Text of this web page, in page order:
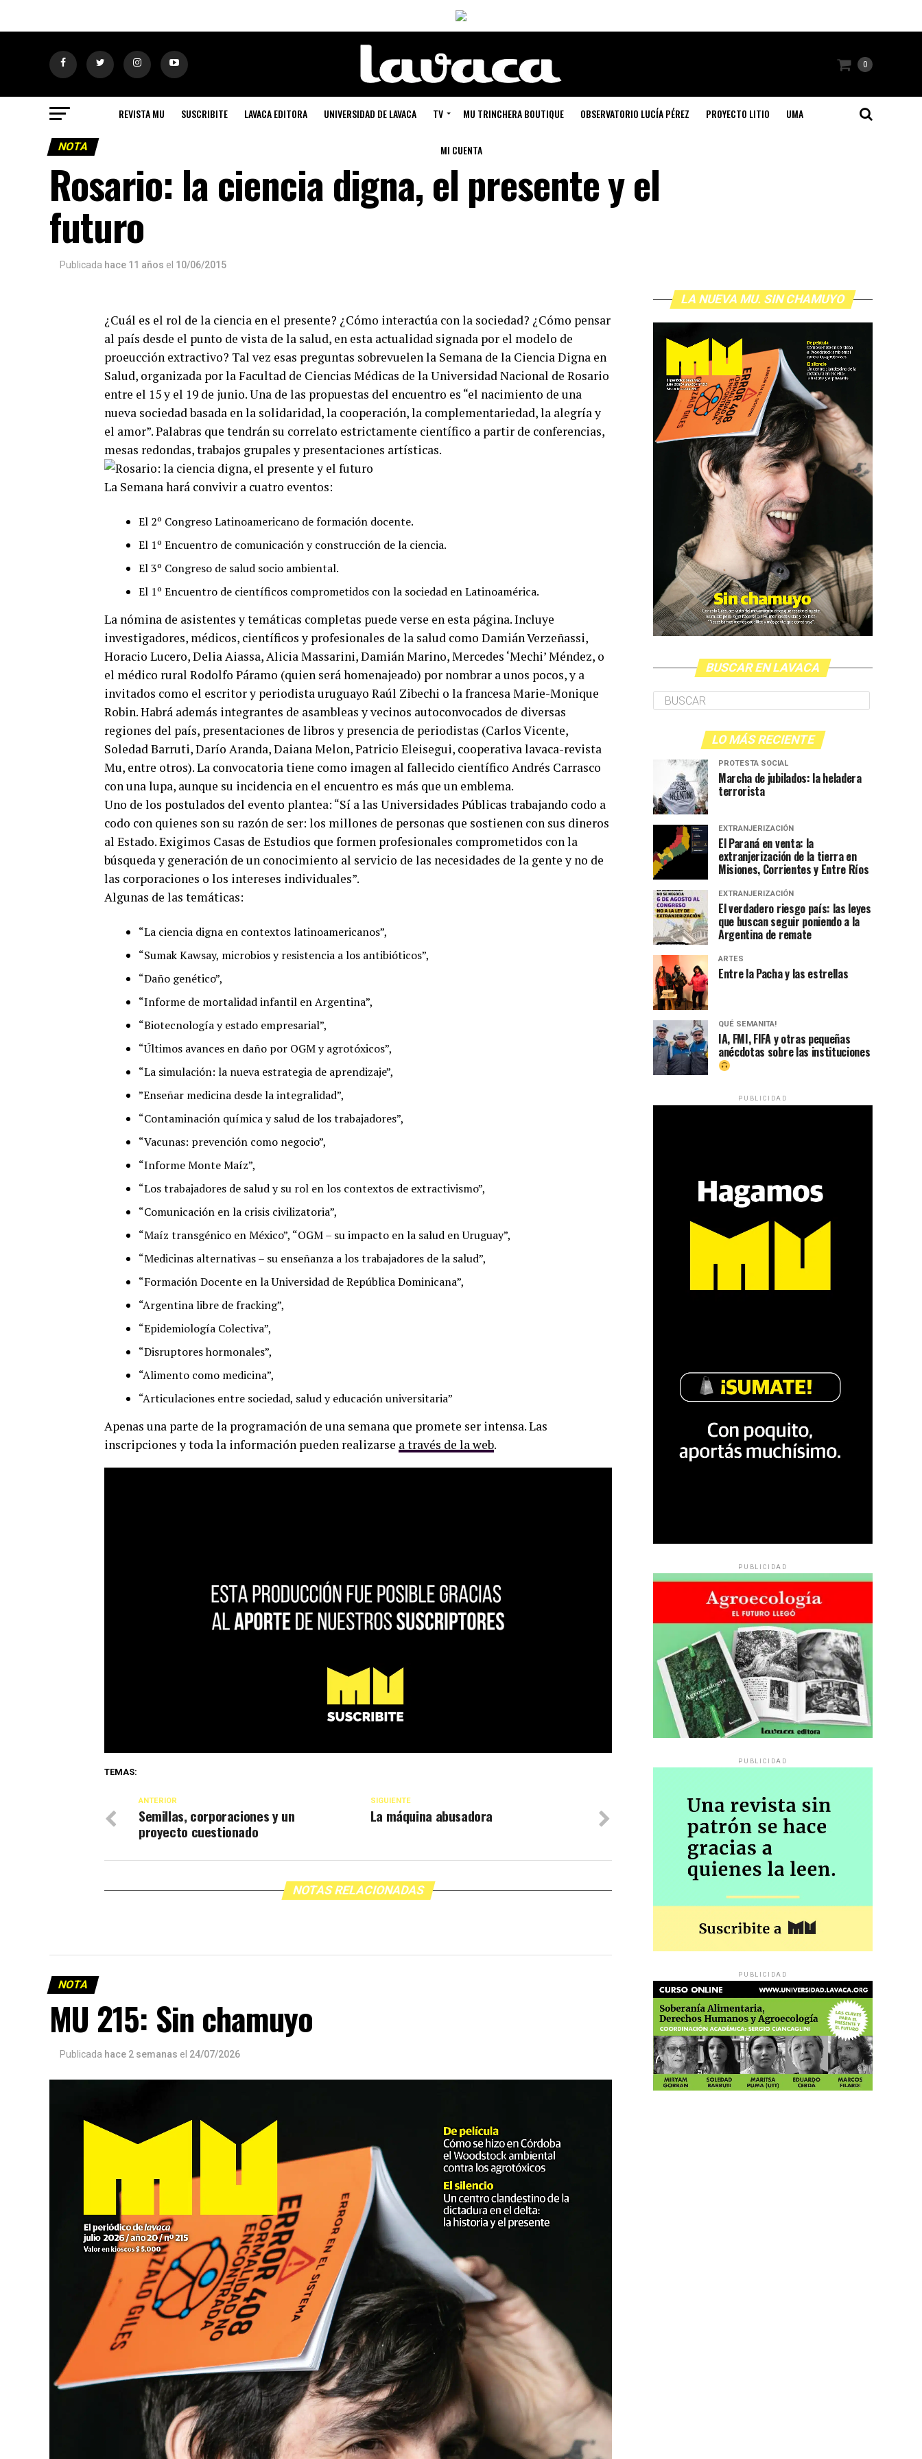
0
REVISTA MU SUSCRIBITE LAVACA EDITORA UNIVERSIDAD DE LAVACA TV MU TRINCHERA BOUTIQUE OBSERVATORIO LUCÍA PÉREZ PROYECTO LITIO UMA
MI CUENTA
NOTA
Rosario: la ciencia digna, el presente y el
futuro
Publicada hace 11 años el 10/06/2015
¿Cuál es el rol de la ciencia en el presente? ¿Cómo interactúa con la sociedad? ¿Cómo pensar
al país desde el punto de vista de la salud, en esta actualidad signada por el modelo de
proeucción extractivo? Tal vez esas preguntas sobrevuelen la Semana de la Ciencia Digna en
Salud, organizada por la Facultad de Ciencias Médicas de la Universidad Nacional de Rosario
entre el 15 y el 19 de junio. Una de las propuestas del encuentro es “el nacimiento de una
nueva sociedad basada en la solidaridad, la cooperación, la complementariedad, la alegría y
el amor”. Palabras que tendrán su correlato estrictamente científico a partir de conferencias,
mesas redondas, trabajos grupales y presentaciones artísticas.
La Semana hará convivir a cuatro eventos:
El 2º Congreso Latinoamericano de formación docente.
El 1º Encuentro de comunicación y construcción de la ciencia.
El 3º Congreso de salud socio ambiental.
El 1º Encuentro de científicos comprometidos con la sociedad en Latinoamérica.
La nómina de asistentes y temáticas completas puede verse en esta página. Incluye
investigadores, médicos, científicos y profesionales de la salud como Damián Verzeñassi,
Horacio Lucero, Delia Aiassa, Alicia Massarini, Damián Marino, Mercedes ‘Mechi’ Méndez, o
el médico rural Rodolfo Páramo (quien será homenajeado) por nombrar a unos pocos, y a
invitados como el escritor y periodista uruguayo Raúl Zibechi o la francesa Marie-Monique
Robin. Habrá además integrantes de asambleas y vecinos autoconvocados de diversas
regiones del país, presentaciones de libros y presencia de periodistas (Carlos Vicente,
Soledad Barruti, Darío Aranda, Daiana Melon, Patricio Eleisegui, cooperativa lavaca-revista
Mu, entre otros). La convocatoria tiene como imagen al fallecido científico Andrés Carrasco
con una lupa, aunque su incidencia en el encuentro es más que un emblema.
Uno de los postulados del evento plantea: “Sí a las Universidades Públicas trabajando codo a
codo con quienes son su razón de ser: los millones de personas que sostienen con sus dineros
al Estado. Exigimos Casas de Estudios que formen profesionales comprometidos con la
búsqueda y generación de un conocimiento al servicio de las necesidades de la gente y no de
las corporaciones o los intereses individuales”.
Algunas de las temáticas:
“La ciencia digna en contextos latinoamericanos”,
“Sumak Kawsay, microbios y resistencia a los antibióticos”,
“Daño genético”,
“Informe de mortalidad infantil en Argentina”,
“Biotecnología y estado empresarial”,
“Últimos avances en daño por OGM y agrotóxicos”,
“La simulación: la nueva estrategia de aprendizaje”,
”Enseñar medicina desde la integralidad”,
“Contaminación química y salud de los trabajadores”,
“Vacunas: prevención como negocio”,
“Informe Monte Maíz”,
“Los trabajadores de salud y su rol en los contextos de extractivismo”,
“Comunicación en la crisis civilizatoria”,
“Maíz transgénico en México”, “OGM – su impacto en la salud en Uruguay”,
“Medicinas alternativas – su enseñanza a los trabajadores de la salud”,
“Formación Docente en la Universidad de República Dominicana”,
“Argentina libre de fracking”,
“Epidemiología Colectiva”,
“Disruptores hormonales”,
“Alimento como medicina”,
“Articulaciones entre sociedad, salud y educación universitaria”
Apenas una parte de la programación de una semana que promete ser intensa. Las
inscripciones y toda la información pueden realizarse a través de la web.
TEMAS:
SIGUIENTE
La máquina abusadora
ANTERIOR
Semillas, corporaciones y un
proyecto cuestionado
NOTAS RELACIONADAS
NOTA
MU 215: Sin chamuyo
Publicada hace 2 semanas el 24/07/2026
LA NUEVA MU. SIN CHAMUYO
BUSCAR EN LAVACA
LO MÁS RECIENTE
PROTESTA SOCIAL
Marcha de jubilados: la heladera
terrorista
EXTRANJERIZACIÓN
El Paraná en venta: la
extranjerización de la tierra en
Misiones, Corrientes y Entre Ríos
EXTRANJERIZACIÓN
El verdadero riesgo país: las leyes
que buscan seguir poniendo a la
Argentina de remate
ARTES
Entre la Pacha y las estrellas
QUÉ SEMANITA!
IA, FMI, FIFA y otras pequeñas
anécdotas sobre las instituciones
PUBLICIDAD
PUBLICIDAD
PUBLICIDAD
PUBLICIDAD